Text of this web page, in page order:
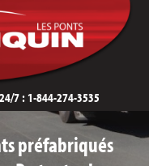
7 :1-844-274-3535
préfabriqués